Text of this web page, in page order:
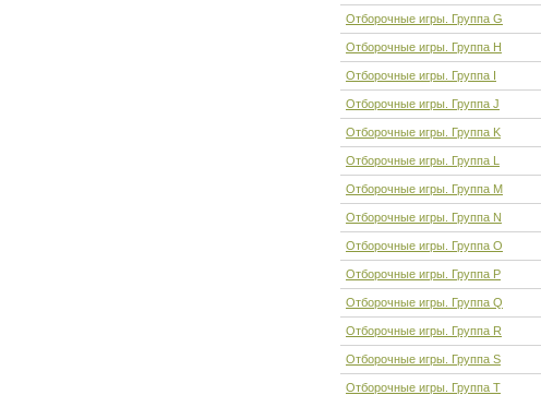
Отборочные игры. Группа G
Отборочные игры. Группа H
Отборочные игры. Группа I
Отборочные игры. Группа J
Отборочные игры. Группа K
Отборочные игры. Группа L
Отборочные игры. Группа M
Отборочные игры. Группа N
Отборочные игры. Группа O
Отборочные игры. Группа P
Отборочные игры. Группа Q
Отборочные игры. Группа R
Отборочные игры. Группа S
Отборочные игры. Группа T